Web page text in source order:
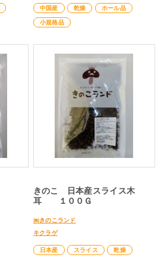
中国産 乾燥
ホール品
小規格品
きのこ 日本産スライス木
耳 １００Ｇ
㈱きのこランド
キクラゲ
日本産 スライス 乾燥